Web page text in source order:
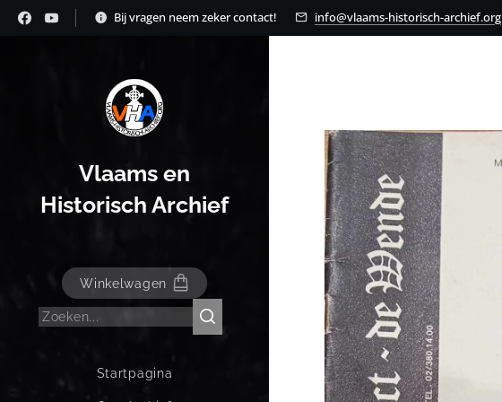
Bij vragen neem zeker contact! info@vlaams-historisch-archief.org
Vlaams en
Historisch Archief
Winkelwagen
Startpagina